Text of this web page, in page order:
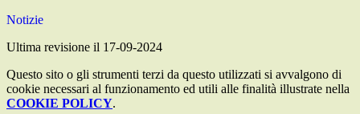
Notizie
Ultima revisione il 17-09-2024
Questo sito o gli strumenti terzi da questo utilizzati si avvalgono di
cookie necessari al funzionamento ed utili alle finalità illustrate nella
COOKIE POLICY.